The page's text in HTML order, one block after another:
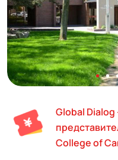
Global
College of